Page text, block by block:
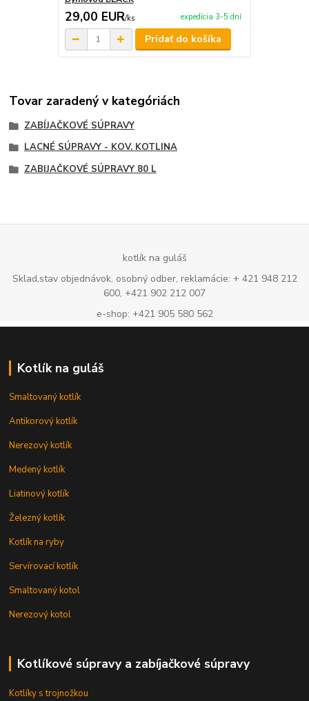
29,00 EUR/ks expedícia 3-5 dní
Pridať do košíka
Tovar zaradený v kategóriách
ZABÍJAČKOVÉ SÚPRAVY
LACNÉ SÚPRAVY - KOV. KOTLINA
ZABIJAČKOVÉ SÚPRAVY 80 L
kotlík na guláš
Sklad,stav objednávok, osobný odber, reklamácie: + 421 948 212
600, +421 902 212 007
e-shop: +421 905 580 562
Kotlík na guláš
Smaltovaný kotlík
Antikorový kotlík
Nerezový kotlík
Medený kotlík
Liatinový kotlík
Železný kotlík
Kotlík na ryby
Servírovací kotlík
Smaltovaný kotol
Nerezový kotol
Kotlíkové súpravy a zabíjačkové súpravy
Kotlíky s trojnožkou